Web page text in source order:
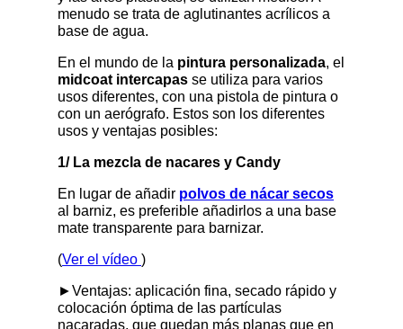
menudo se trata de aglutinantes acrílicos a
base de agua.
En el mundo de la pintura personalizada, el
midcoat intercapas se utiliza para varios
usos diferentes, con una pistola de pintura o
con un aerógrafo. Estos son los diferentes
usos y ventajas posibles:
1/ La mezcla de nacares y Candy
En lugar de añadir polvos de nácar secos
al barniz, es preferible añadirlos a una base
mate transparente para barnizar.
(Ver el vídeo )
►Ventajas: aplicación fina, secado rápido y
colocación óptima de las partículas
nacaradas, que quedan más planas que en